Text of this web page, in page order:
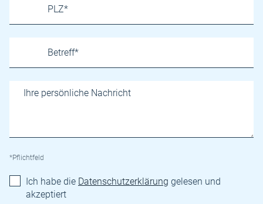
*Pflichtfeld
Ich habe die Datenschutzerklärung gelesen und
akzeptiert